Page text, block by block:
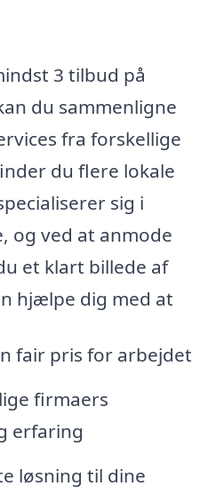
3 tilbud på
du sammenligne
fra forskellige
du flere lokale
sig i
og ved at anmode
et klart billede af
hjælpe dig med at
fair pris for arbejdet
firmaers
erfaring
løsning til dine